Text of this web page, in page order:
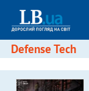
Defense Tech